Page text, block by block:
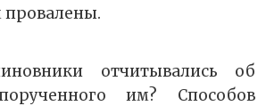
провалены.
отчитывались об
им? Способов